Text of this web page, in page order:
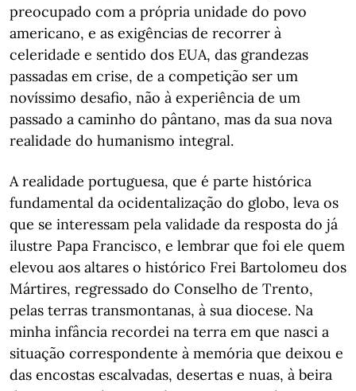
preocupado com a própria unidade do povo
americano, e as exigências de recorrer à
celeridade e sentido dos EUA, das grandezas
passadas em crise, de a competição ser um
novíssimo desafio, não à experiência de um
passado a caminho do pântano, mas da sua nova
realidade do humanismo integral.
A realidade portuguesa, que é parte histórica
fundamental da ocidentalização do globo, leva os
que se interessam pela validade da resposta do já
ilustre Papa Francisco, e lembrar que foi ele quem
elevou aos altares o histórico Frei Bartolomeu dos
Mártires, regressado do Conselho de Trento,
pelas terras transmontanas, à sua diocese. Na
minha infância recordei na terra em que nasci a
situação correspondente à memória que deixou e
das encostas escalvadas, desertas e nuas, à beira